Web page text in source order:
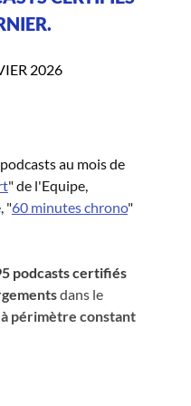
2026
au mois de
" de l'Equipe,
"60 minutes chrono"
podcasts certifiés
dans le
à périmètre constant